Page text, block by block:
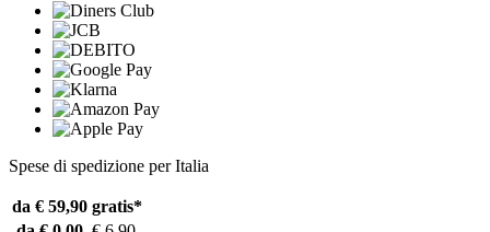
Spese di spedizione per Italia
da € 59,90 gratis*